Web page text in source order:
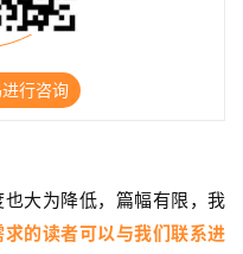
行咨询
大为降低，篇幅有限，我
求的读者可以与我们联系进